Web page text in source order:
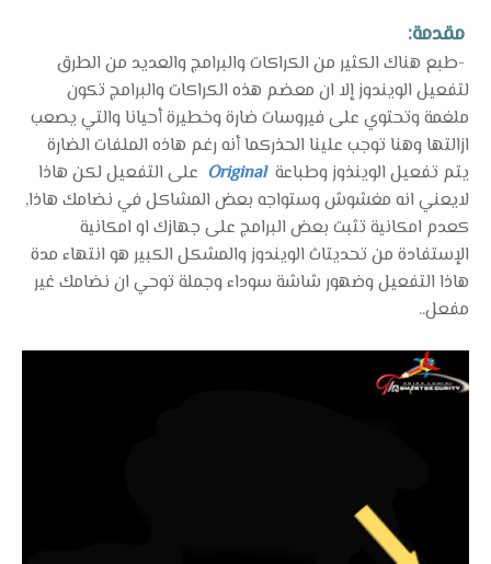
مقدمة:
-طبع هناك الكثير من الكراكات والبرامج والعديد من الطرق
لتفعيل الويندوز إلا ان معضم هذه الكراكات والبرامج تكون
ملغمة وتحتوي على فيروسات ضارة وخطيرة أحيانا والتي يصعب
ازالتها وهنا توجب علينا الحذركما أنه رغم هاذه الملفات الضارة
يتم تفعيل الوينذوز وطباعة Original على التفعيل لكن هاذا
لايعني انه مغشوش وستواجه بعض المشاكل في نضامك هاذا,
كعدم امكانية تثبت بعض البرامج على جهازك او امكانية
الإستفادة من تحديتاث الويندوز والمشكل الكبير هو انتهاء مدة
هاذا التفعيل وضهور شاشة سوداء وجملة توحي ان نضامك غير
مفعل..